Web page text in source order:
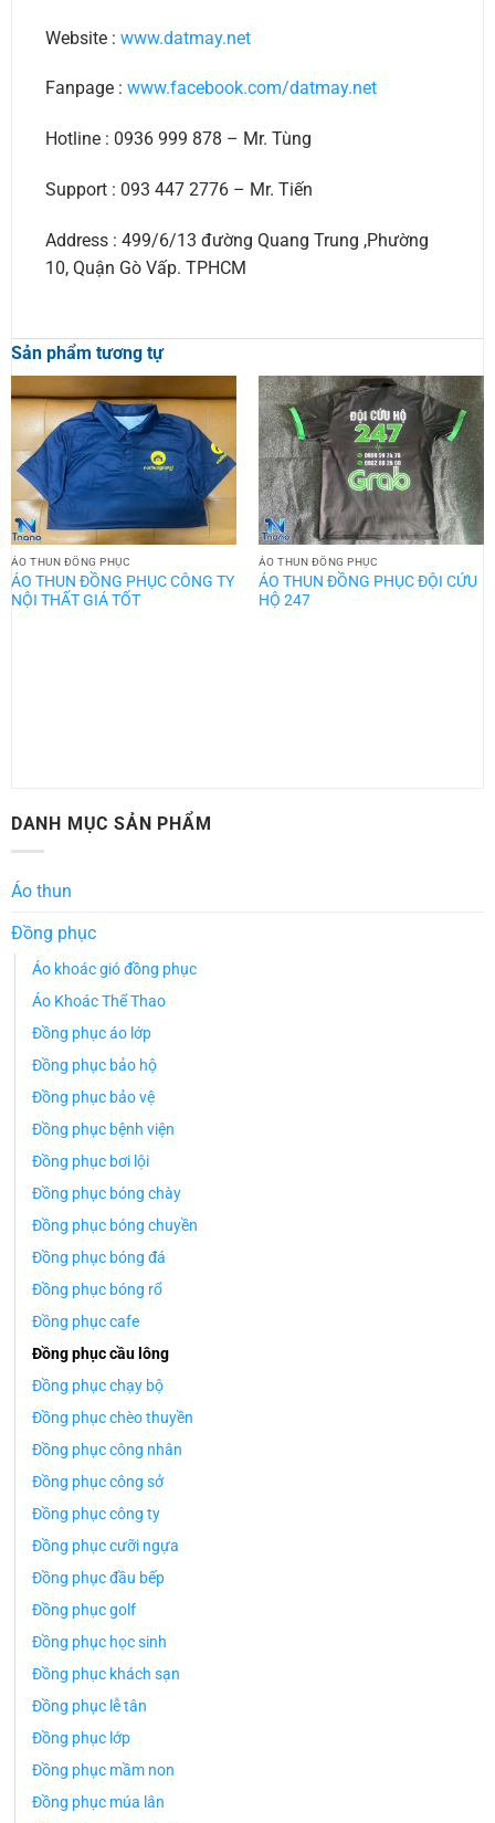
Website : www.datmay.net
Fanpage : www.facebook.com/datmay.net
Hotline : 0936 999 878 – Mr. Tùng
Support : 093 447 2776 – Mr. Tiến
Address : 499/6/13 đường Quang Trung ,Phường
10, Quận Gò Vấp. TPHCM
Sản phẩm tương tự
ÁO THUN ĐỒNG PHỤC
ÁO THUN ĐỒNG PHỤC CÔNG TY
NỘI THẤT GIÁ TỐT
ÁO THUN ĐỒNG PHỤC
ÁO THUN ĐỒNG PHỤC ĐỘI CỨU
HỘ 247
DANH MỤC SẢN PHẨM
Áo thun
Đồng phục
Áo khoác gió đồng phục
Áo Khoác Thể Thao
Đồng phục áo lớp
Đồng phục bảo hộ
Đồng phục bảo vệ
Đồng phục bệnh viện
Đồng phục bơi lội
Đồng phục bóng chày
Đồng phục bóng chuyền
Đồng phục bóng đá
Đồng phục bóng rổ
Đồng phục cafe
Đồng phục cầu lông
Đồng phục chạy bộ
Đồng phục chèo thuyền
Đồng phục công nhân
Đồng phục công sở
Đồng phục công ty
Đồng phục cưỡi ngựa
Đồng phục đầu bếp
Đồng phục golf
Đồng phục học sinh
Đồng phục khách sạn
Đồng phục lễ tân
Đồng phục lớp
Đồng phục mầm non
Đồng phục múa lân